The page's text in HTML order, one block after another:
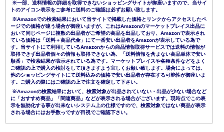
※一部、送料情報の詳細を取得できないショッピングサイトが御座いますので、当サイ
トのアイコン表示をご参考に送料のご確認は必ずお願い致します。
※Amazonでの検索結果において当サイトで掲載した価格とリンクからアクセスしたペ
ージでの価格が違う場合が御座いますが、これはAmazonのマーケットプレイス出品に
おいて同じページに複数の出品者がご希望の商品を出品しており、Amazonで表示され
ている価格は「送料＋商品代金」にて一番安い出品者をAmazonが表示している為で
す。当サイトにて利用しているAmazonからの商品情報取得サービスでは送料の情報が
取得できず出品者個々の情報も取得できない為、「送料情報を含まない商品単体で安い
順番」で検索結果が表示されている為です。マーケットプレイスや各種条件などをよく
ご確認の上で購入の検討をして頂きますよう宜しくお願い致します。場合によっては、
他のショッピングサイトにて送料込みの価格で安い出品者が存在する可能性が御座いま
す。ご購入の際にはご確認の上で注文を確定して下さい。
※Amazonの検索結果において、検索対象が出品されていない・出品が少ない場合など
に「おすすめ商品」「関連商品」などが表示される場合がございます。現時点でこの表
示を無効化する事が出来ないシステム上の仕様ですので、検索対象ではない商品が表示
される場合にはお手数っですが目視でご確認下さい。